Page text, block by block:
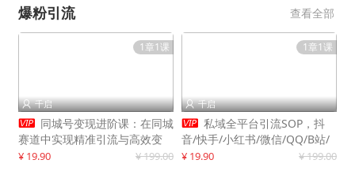
爆粉引流 查看全部
1章1课
 千启
 同城号变现进阶课：在同城
赛道中实现精准引流与高效变
现，单店月引流成交额提升50%
¥ 19.90 ¥ 199.00
1章1课
 千启
 私域全平台引流SOP，抖
音/快手/小红书/微信/QQ/B站/
闲鱼等，技术合集，高效转化公
¥ 19.90 ¥ 199.00